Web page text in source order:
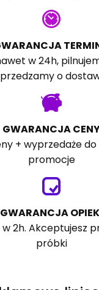
w 24h,
o
GWARANCJA
+ wyprzedaże
promocje
GWARANCJA
2h. Akceptujesz
próbki